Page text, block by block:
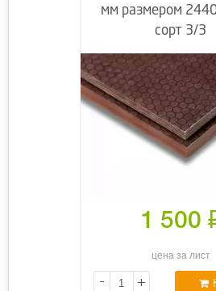
мм размером
сорт 3/3
1 500
цена за лист
- +